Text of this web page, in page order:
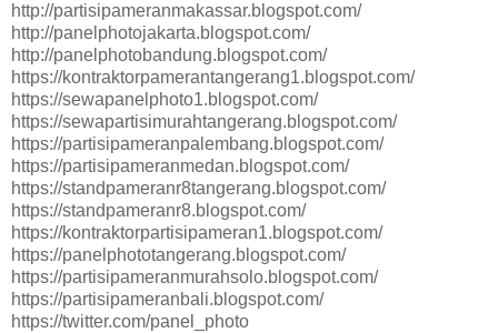
http://partisipameranmakassar.blogspot.com/
http://panelphotojakarta.blogspot.com/
http://panelphotobandung.blogspot.com/
https://kontraktorpamerantangerang1.blogspot.com/
https://sewapanelphoto1.blogspot.com/
https://sewapartisimurahtangerang.blogspot.com/
https://partisipameranpalembang.blogspot.com/
https://partisipameranmedan.blogspot.com/
https://standpameranr8tangerang.blogspot.com/
https://standpameranr8.blogspot.com/
https://kontraktorpartisipameran1.blogspot.com/
https://panelphototangerang.blogspot.com/
https://partisipameranmurahsolo.blogspot.com/
https://partisipameranbali.blogspot.com/
https://twitter.com/panel_photo